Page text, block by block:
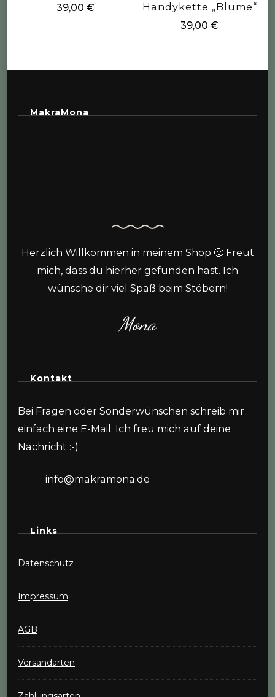
39,00 €
Handykette „Blume“
39,00€
MakraMona
Herzlich Willkommen in meinem Shop 🙂 Freut
mich, dass du hierher gefunden hast. Ich
wünsche dir viel Spaß beim Stöbern!
Mona
Kontakt
Bei Fragen oder Sonderwünschen schreib mir
einfach eine E-Mail. Ich freu mich auf deine
Nachricht :-)
info@makramona.de
Links
Datenschutz
Impressum
AGB
Versandarten